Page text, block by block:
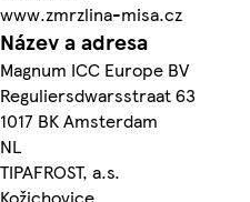
www.zmrzlina-misa.cz
Název a adresa
Magnum ICC Europe BV
Reguliersdwarsstraat 63
1017 BK Amsterdam
NL
TIPAFROST, a.s.